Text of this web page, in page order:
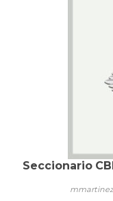
Seccionario